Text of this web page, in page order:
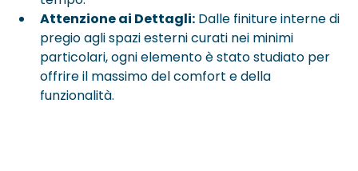
Attenzione ai Dettagli: Dalle finiture interne di
pregio agli spazi esterni curati nei minimi
particolari, ogni elemento è stato studiato per
offrire il massimo del comfort e della
funzionalità.